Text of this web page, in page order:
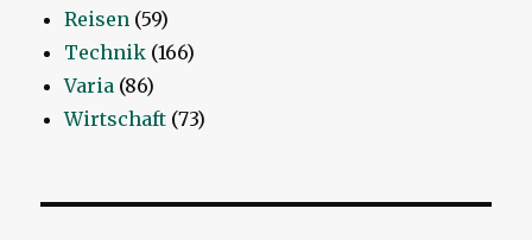
Reisen (59)
Technik (166)
Varia (86)
Wirtschaft (73)